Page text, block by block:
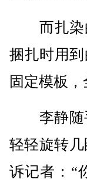
而扎染的
捆扎时用
固定模板，
李静随手
轻轻旋转
诉记者：“